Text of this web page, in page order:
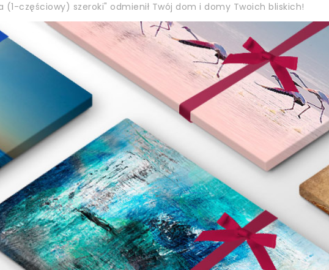
(1-częściowy) szeroki" odmienił Twój dom i domy Twoich bliskich!